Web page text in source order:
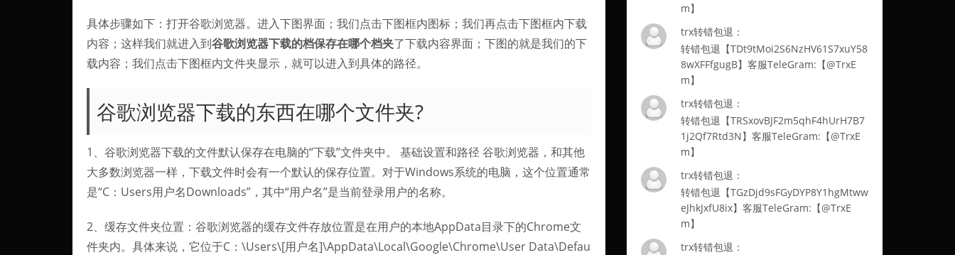
具体步骤如下：打开谷歌浏览器。进入下图界面；我们点击下图框内图标；我们再点击下图框内下载
内容；这样我们就进入到谷歌浏览器下载的档保存在哪个档夹了下载内容界面；下图的就是我们的下
载内容；我们点击下图框内文件夹显示，就可以进入到具体的路径。
谷歌浏览器下载的东西在哪个文件夹?
1、谷歌浏览器下载的文件默认保存在电脑的“下载”文件夹中。 基础设置和路径 谷歌浏览器，和其他
大多数浏览器一样，下载文件时会有一个默认的保存位置。对于Windows系统的电脑，这个位置通常
是“C：Users用户名Downloads”，其中“用户名”是当前登录用户的名称。
2、缓存文件夹位置：谷歌浏览器的缓存文件存放位置是在用户的本地AppData目录下的Chrome文
件夹内。具体来说，它位于C：\Users\[用户名]\AppData\Local\Google\Chrome\User Data\Defau
m】
trx转错包退：
转错包退【TDt9tMoi2S6NzHV61S7xuY58
8wXFFfgugB】客服TeleGram:【@TrxE
m】
trx转错包退：
转错包退【TRSxovBJF2m5qhF4hUrH7B7
1j2Qf7Rtd3N】客服TeleGram:【@TrxE
m】
trx转错包退：
转错包退【TGzDjd9sFGyDYP8Y1hgMtww
eJhkJxfU8ix】客服TeleGram:【@TrxE
m】
trx转错包退：